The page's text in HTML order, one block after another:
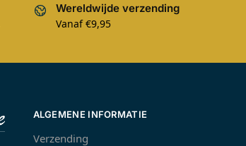
Wereldwijde verzending
Vanaf €9,95
ALGEMENE INFORMATIE
Verzending